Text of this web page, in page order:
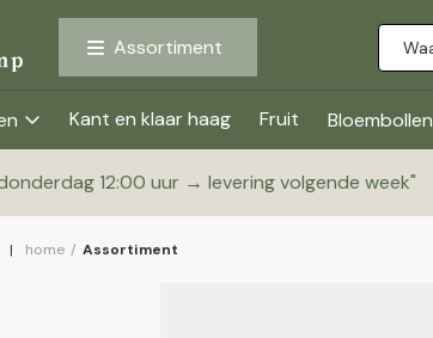
Assortiment
Kant en klaar haag Fruit Bloembollen
12:00 uur → levering volgende week"
home / Assortiment